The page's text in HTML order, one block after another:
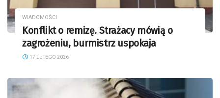
WIADOMOŚCI
Konflikt o remizę. Strażacy mówią o
zagrożeniu, burmistrz uspokaja
17 LUTEGO 2026